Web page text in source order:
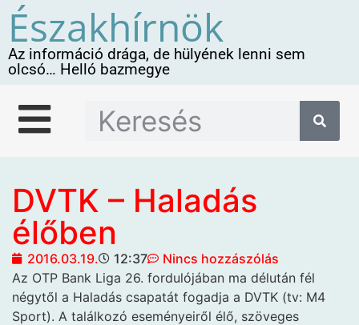
Északhírnök
Az információ drága, de hülyének lenni sem
olcsó… Helló bazmegye
DVTK – Haladás
élőben
2016.03.19. 12:37
Nincs hozzászólás
Az OTP Bank Liga 26. fordulójában ma délután fél
négytől a Haladás csapatát fogadja a DVTK (tv: M4
Sport). A találkozó eseményeiről élő, szöveges